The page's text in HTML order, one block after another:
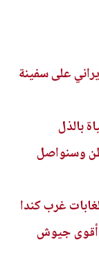
على سفينة
بالذل
وسنواصل
غرب كندا
أقوى جيوش